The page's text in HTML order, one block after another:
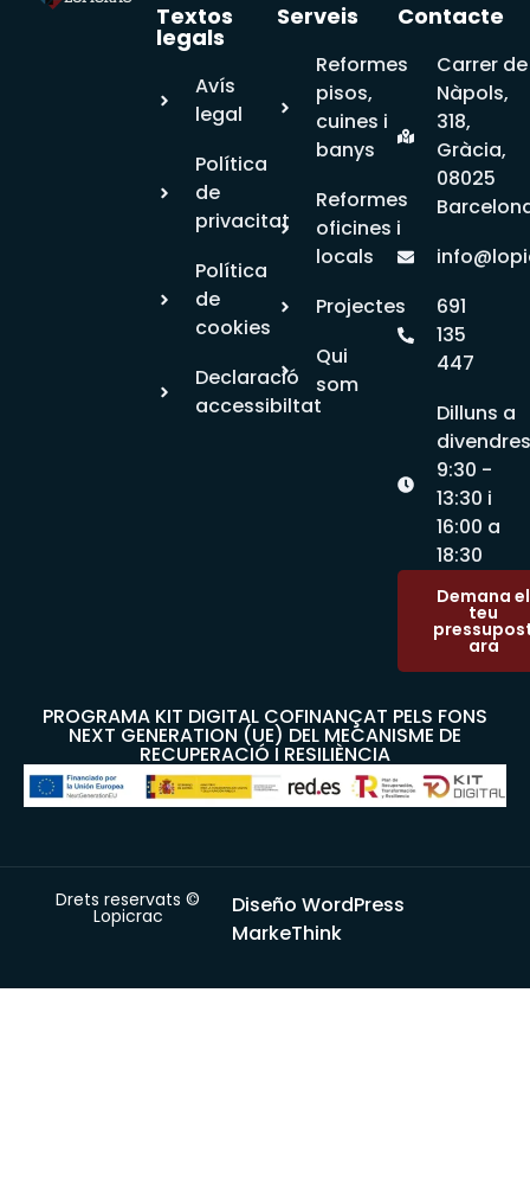
Textos
legals
Avís
legal
Política
de
privacitat
Política
de
cookies
Declaració
accessibiltat
Serveis
Reformes
pisos,
cuines i
banys
Reformes
oficines i
locals
Projectes
Qui
som
Contacte
Carrer de
Nàpols,
318,
Gràcia,
08025
691
135
447
Dilluns a
divendres
9:30 -
13:30 i
16:00 a
18:30
Demana el
teu
ara
PROGRAMA KIT DIGITAL COFINANÇAT PELS FONS
NEXT GENERATION (UE) DEL MECANISME DE
RECUPERACIÓ I RESILIÈNCIA
Drets reservats ©
Lopicrac
Diseño WordPress
MarkeThink